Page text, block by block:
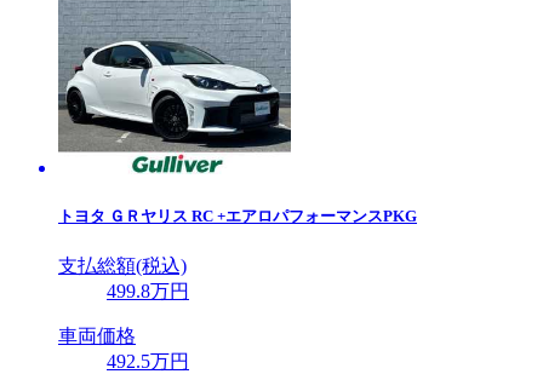
トヨタ ＧＲヤリス RC +エアロパフォーマンスPKG
支払総額(税込)
499.8万円
車両価格
492.5万円